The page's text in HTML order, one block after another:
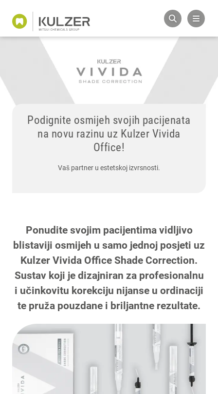
Podignite osmijeh svojih pacijenata
na novu razinu uz Kulzer Vivida
Office!
Vaš partner u estetskoj izvrsnosti.
Ponudite svojim pacijentima vidljivo
blistaviji osmijeh u samo jednoj posjeti uz
Kulzer Vivida Office Shade Correction.
Sustav koji je dizajniran za profesionalnu
i učinkovitu korekciju nijanse u ordinaciji
te pruža pouzdane i briljantne rezultate.